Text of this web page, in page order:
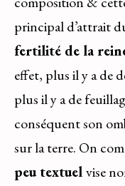
principal d’attrait
fertilité de la
effet, plus il y a de
plus il y a de
conséquent son
sur la terre. On
peu textuelvise